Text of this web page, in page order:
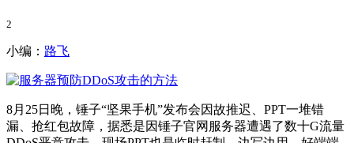
2
小编： 路飞
8月25日晚，锤子“坚果手机”发布会因故推迟、PPT一堆错
漏、抢红包故障，据悉是因锤子官网服务器遭遇了数十G流量